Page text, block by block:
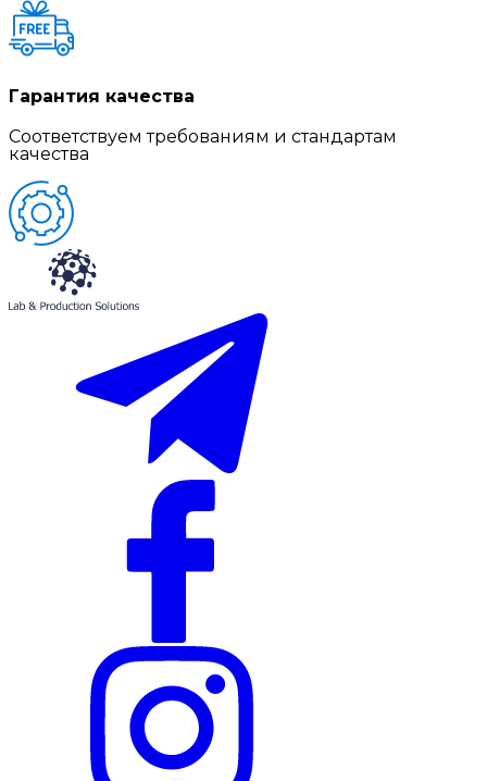
Гарантия качества
Соответствуем требованиям и стандартам
качества